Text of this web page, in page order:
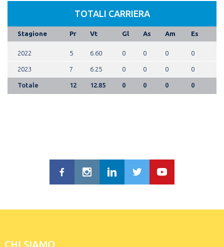
TOTALI CARRIERA
Stagione Pr Vt Gl As Am Es
2022 5 6.60 0 0 0 0
2023 7 6.25 0 0 0 0
Totale 12 12.85 0 0 0 0
CHI SIAMO